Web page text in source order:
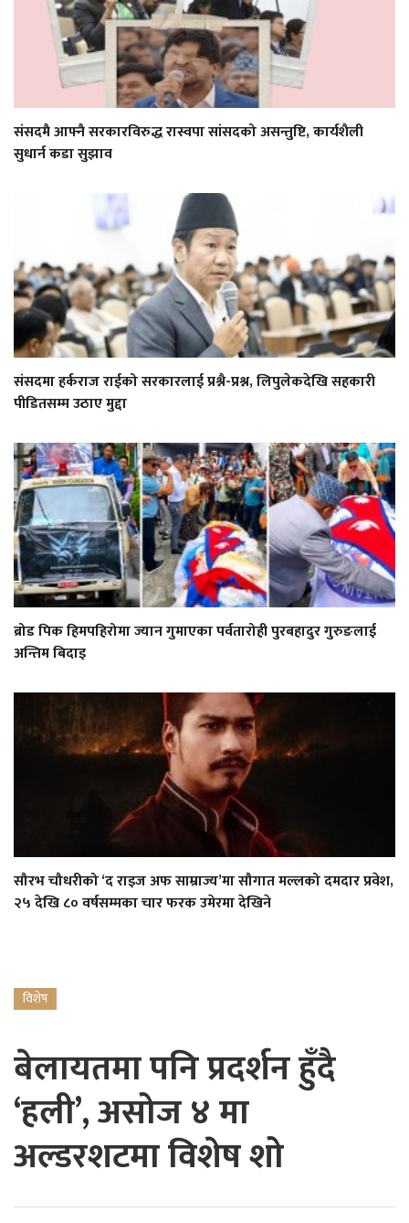
संसदमै आफ्नै सरकारविरुद्ध रास्वपा सांसदको असन्तुष्टि, कार्यशैली
सुधार्न कडा सुझाव
संसदमा हर्कराज राईको सरकारलाई प्रश्नै-प्रश्न, लिपुलेकदेखि सहकारी
पीडितसम्म उठाए मुद्दा
ब्रोड पिक हिमपहिरोमा ज्यान गुमाएका पर्वतारोही पुरबहादुर गुरुङलाई
अन्तिम बिदाइ
सौरभ चौधरीको ‘द राइज अफ साम्राज्य’मा सौगात मल्लको दमदार प्रवेश,
२५ देखि ८० वर्षसम्मका चार फरक उमेरमा देखिने
विशेष
बेलायतमा पनि प्रदर्शन हुँदै
‘हली’, असोज ४ मा
अल्डरशटमा विशेष शो